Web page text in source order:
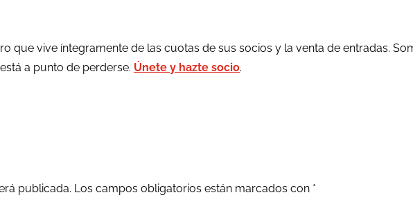
que vive íntegramente de las cuotas de sus socios y la venta de entradas.
a punto de perderse. Únete y hazte socio.
publicada. Los campos obligatorios están marcados con *